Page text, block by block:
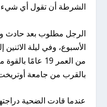
الشرطة أن تقول أي شيء
الرجل مطلوب بعد حادث
الأسبوع، وفي ليلة الاثنين
من العمر 19
بالقرب من جامعة
عندما قادت الضحية